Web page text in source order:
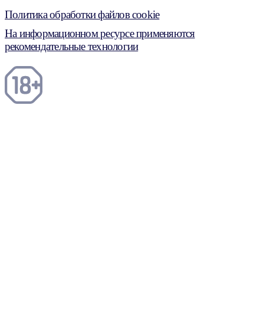
Политика обработки файлов cookie
На информационном ресурсе применяются
рекомендательные технологии